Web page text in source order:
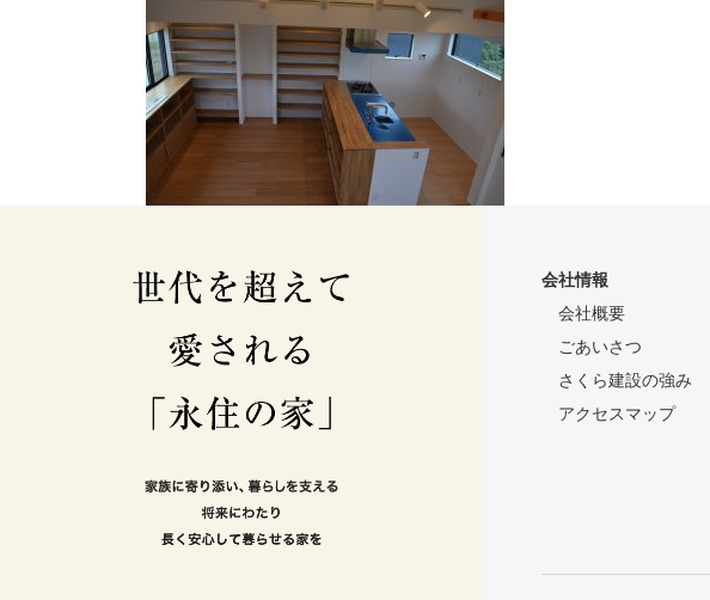
会社情報
会社概要
ごあいさつ
さくら建設の強み
アクセスマップ